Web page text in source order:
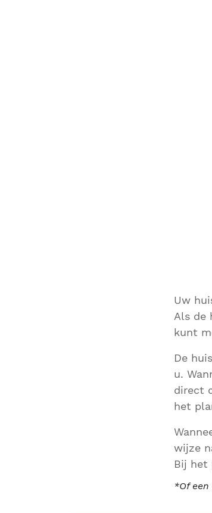
Uw
Als de
kunt
De
u.
direct
het
wijze
Bij het
*Of